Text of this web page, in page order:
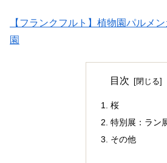
【フランクフルト】植物園パルメ
園
目次
桜
特別展：ラン
その他